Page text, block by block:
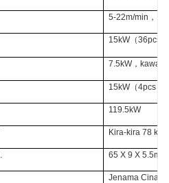
5-22m/min，
15kW（36pcs）
7.5kW，kawal
15kW（4pcs）
119 5kW
Kira-kira 78 kW
65 X 9 X 5.5m
Jenama Cina